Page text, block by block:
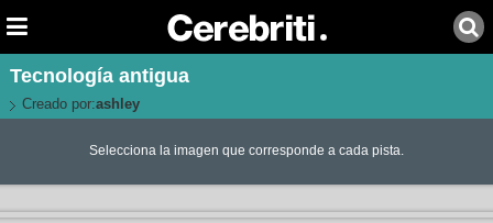
Tecnología antigua
Creado por:ashley
Selecciona la imagen que corresponde a cada pista.